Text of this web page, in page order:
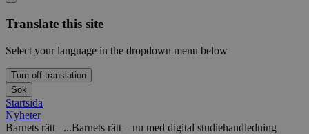
Translate this site
Select your language in the dropdown menu below
Turn off translation
Sök
Startsida
Nyheter
Barnets rätt –...Barnets rätt – nu med digital studiehandledning